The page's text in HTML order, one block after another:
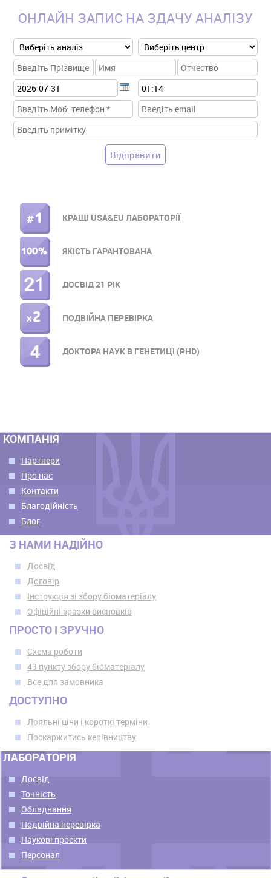
ОНЛАЙН ЗАПИС НА ЗДАЧУ АНАЛІЗУ
place
Фамилия
ПРАВОЕ
МЕНЮ
КРАЩІ USA&EU ЛАБОРАТОРІЇ
ЯКІСТЬ ГАРАНТОВАНА
ДОСВІД 21 РІК
ПОДВІЙНА ПЕРЕВІРКА
ДОКТОРА НАУК В ГЕНЕТИЦІ (PHD)
КОМПАНІЯ
Партнери
Про нас
Контакти
Благодійність
Блог
З НАМИ НАДІЙНО
Досвід
Договір
Інструкція зі збору біоматеріалу
Офіційні зразки висновків
ПРОСТО І ЗРУЧНО
Схема роботи
43 пункту збору біоматеріалу
Все для замовника
ДОСТУПНО
Лояльні ціни і короткі терміни
Поскаржитись керівництву
ЛАБОРАТОРІЯ
Досвід
Точність
Обладнання
Подвійна перевірка
Наукові проекти
Персонал